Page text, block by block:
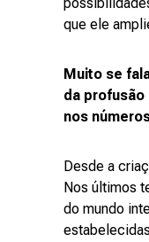
que ele
Muito se
da
nos
Desde a
Nos últimos
do mundo